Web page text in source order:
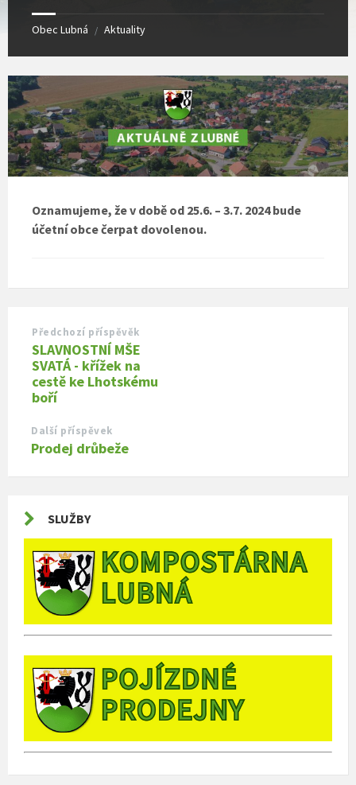
Obec Lubná / Aktuality
Oznamujeme, že v době od 25.6. – 3.7. 2024 bude
účetní obce čerpat dovolenou.
Předchozí příspěvěk
SLAVNOSTNÍ MŠE
SVATÁ - křížek na
cestě ke Lhotskému
boří
Další příspěvek
Prodej drůbeže
SLUŽBY